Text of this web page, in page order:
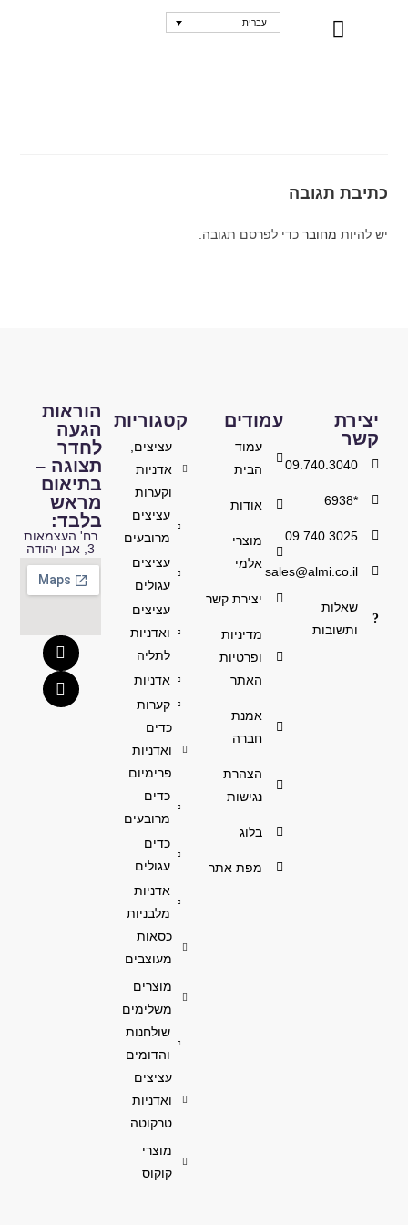
עברית
כתיבת תגובה
יש להיות מחובר כדי לפרסם תגובה.
הוראות
הגעה
לחדר
תצוגה –
בתיאום
מראש
בלבד:
רח' העצמאות
3, אבן יהודה
קטגוריות
עציצים,
אדניות
וקערות
עציצים
מרובעים
עציצים
עגולים
עציצים
ואדניות
לתליה
אדניות
קערות
כדים
ואדניות
פרימיום
כדים
מרובעים
כדים
עגולים
אדניות
מלבניות
כסאות
מעוצבים
מוצרים
משלימים
שולחנות
והדומים
עציצים
ואדניות
טרקוטה
מוצרי
קוקוס
עמודים
עמוד
הבית
אודות
מוצרי
אלמי
יצירת קשר
מדיניות
ופרטיות
האתר
אמנת
חברה
הצהרת
נגישות
בלוג
מפת אתר
יצירת
קשר
09.740.3040
*6938
09.740.3025
sales@almi.co.il
שאלות
ותשובות